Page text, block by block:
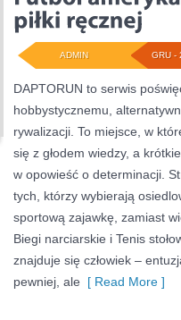
GRU -
ADMIN
DAPTORUN to serwis
hobbystycznemu,
rywalizacji. To miejsce, w
się z głodem wiedzy, a
w opowieść o determinacji.
tych, którzy wybierają
sportową zajawkę, zamiast
Biegi narciarskie i Tenis
znajduje się człowiek –
pewniej, ale [ Read More ]